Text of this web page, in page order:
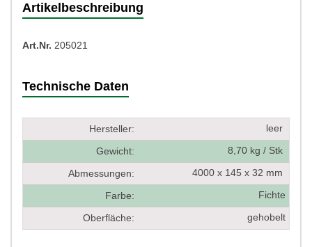
Artikelbeschreibung
Art.Nr. 205021
Technische Daten
Hersteller: leer
Gewicht: 8,70 kg / Stk
Abmessungen: 4000 x 145 x 32 mm
Farbe: Fichte
Oberfläche: gehobelt